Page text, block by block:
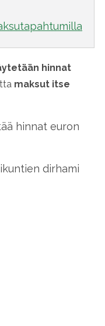
hinnat
maksut itse
hinnat euron
dirhami